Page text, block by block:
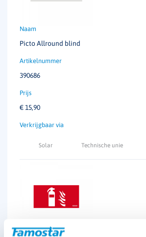
Picto Allround blind
390686
€15,90
Solar Technische unie